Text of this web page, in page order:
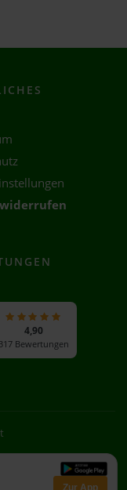
Zur App
4,90
317 Bewertungen